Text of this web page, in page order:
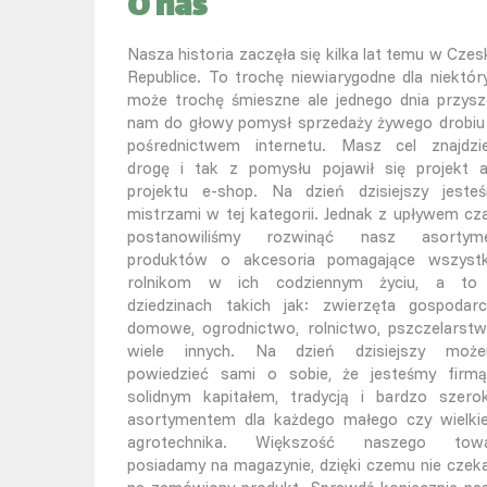
Nasza historia zaczęła się kilka lat temu w
Republice. To trochę niewiarygodne dla
może trochę śmieszne ale jednego dnia
nam do głowy pomysł sprzedaży żywego
pośrednictwem internetu. Masz cel
drogę i tak z pomysłu pojawił się projekt
projektu e-shop. Na dzień dzisiejszy
mistrzami w tej kategorii. Jednak z upływem
postanowiliśmy rozwinąć nasz
produktów o akcesoria pomagające
rolnikom w ich codziennym życiu, a
dziedzinach takich jak: zwierzęta
domowe, ogrodnictwo, rolnictwo,
wiele innych. Na dzień dzisiejszy
powiedzieć sami o sobie, że jesteśmy
solidnym kapitałem, tradycją i bardzo
asortymentem dla każdego małego czy
agrotechnika. Większość naszego
posiadamy na magazynie, dzięki czemu nie